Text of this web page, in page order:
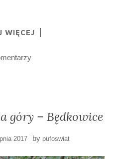
WIĘCEJ
góry – Będkowice
2017 by pufoswiat